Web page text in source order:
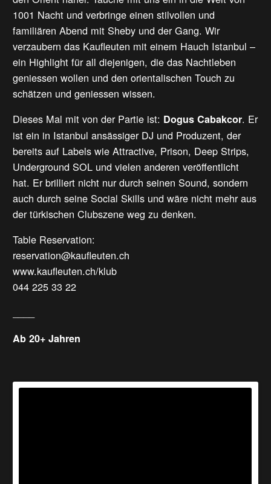
1001 Nacht und verbringe einen stilvollen und
familiären Abend mit Sheby und der Gang. Wir
verzaubern das Kaufleuten mit einem Hauch Istanbul –
ein Highlight für all diejenigen, die das Nachtleben
geniessen wollen und den orientalischen Touch zu
schätzen und geniessen wissen.
Dieses Mal mit von der Partie ist: Dogus Cabakcor. Er
ist ein in Istanbul ansässiger DJ und Produzent, der
bereits auf Labels wie Attractive, Prison, Deep Strips,
Underground SOL und vielen anderen veröffentlicht
hat. Er brilliert nicht nur durch seinen Sound, sondern
auch durch seine Social Skills und wäre nicht mehr aus
der türkischen Clubszene weg zu denken.
Table Reservation:
reservation@kaufleuten.ch
www.kaufleuten.ch/klub
044 225 33 22
Ab 20+ Jahren